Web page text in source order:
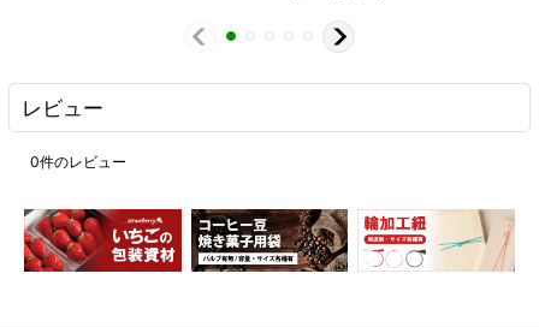
レビュー
0件のレビュー